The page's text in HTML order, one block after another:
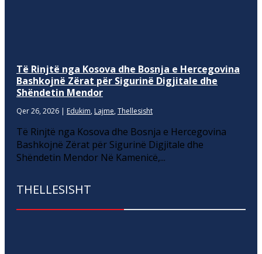
Të Rinjtë nga Kosova dhe Bosnja e Hercegovina
Bashkojnë Zërat për Sigurinë Digjitale dhe
Shëndetin Mendor
Qer 26, 2026 | Edukim, Lajme, Thellesisht
Të Rinjtë nga Kosova dhe Bosnja e Hercegovina
Bashkojnë Zërat për Sigurinë Digjitale dhe
Shëndetin Mendor Në Kamenicë,...
THELLESISHT